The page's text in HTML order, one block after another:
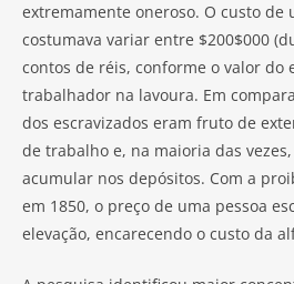
extremamente oneroso. O custo de
costumava variar entre $200$000
contos de réis, conforme o valor do
trabalhador na lavoura. Em
dos escravizados eram fruto de
de trabalho e, na maioria das
acumular nos depósitos. Com a
em 1850, o preço de uma pessoa
elevação, encarecendo o custo da